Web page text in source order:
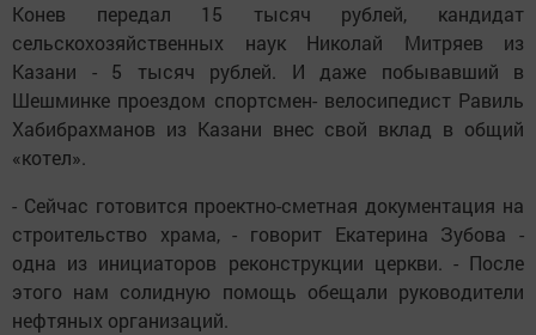
Конев передал 15 тысяч рублей, кандидат
сельскохозяйственных наук Николай Митряев из
Казани - 5 тысяч рублей. И даже побывавший в
Шешминке проездом спортсмен- велосипедист Равиль
Хабибрахманов из Казани внес свой вклад в общий
«котел».
- Сейчас готовится проектно-сметная документация на
строительство храма, - говорит Екатерина Зубова -
одна из инициаторов реконструкции церкви. - После
этого нам солидную помощь обещали руководители
нефтяных организаций.